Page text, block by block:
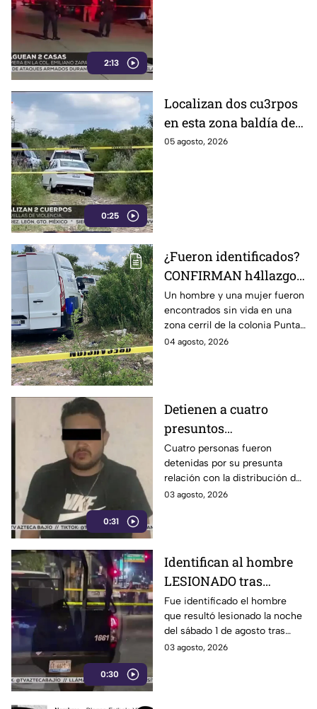
2:13
0:25
Localizan dos cu3rpos
en esta zona baldía de
León; autoridades
05 agosto, 2026
¿Fueron identificados?
CONFIRMAN h4llazgo
de un hombre y una
mujer s1n v1da en zona
cerril de León, HOY
martes
Un hombre y una mujer fueron
encontrados sin vida en una
zona cerril de la colonia Punta
del Sol, en el polígono de Las
04 agosto, 2026
0:31
Detienen a cuatro
presuntos
D3LINCUENTES en
León: así OCURRIÓ
Cuatro personas fueron
detenidas por su presunta
relación con la distribución de
droga en distintos puntos de
03 agosto, 2026
0:30
Identifican al hombre
LESIONADO tras
agresión en colonia
Constitución de
Apatzingán en Irapuato
Fue identificado el hombre
que resultó lesionado la noche
del sábado 1 de agosto tras
registrarse detonaciones en la
03 agosto, 2026